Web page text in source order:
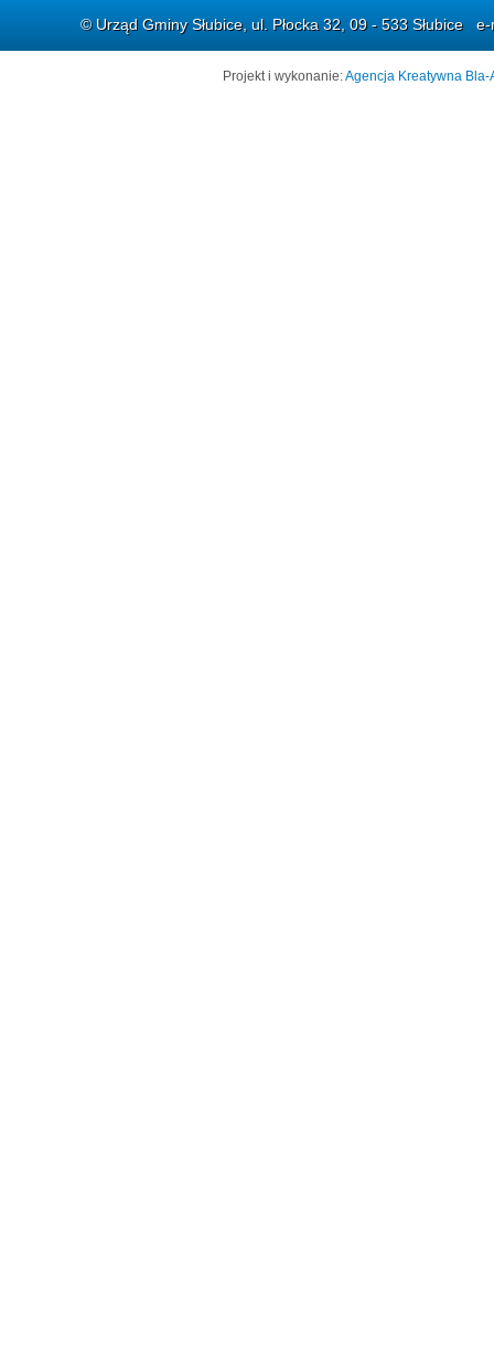
© Urząd Gminy Słubice, ul. Płocka 32, 09 - 533 Słubice
Projekt i wykonanie:Agencja Kreatywna Bla-